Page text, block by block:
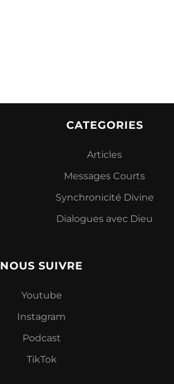
CATEGORIES
Articles
Messages Courts
Synchronicité Divine
Dialogues avec Dieu
NOUS SUIVRE
Youtube
Instagram
Podcast
TikTok